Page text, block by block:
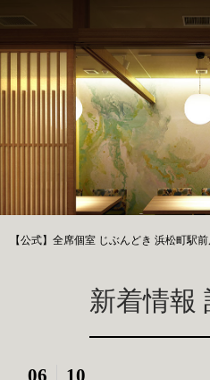
【公式】全席個室 じぶんどき 浜松町駅
新着情報
06 10